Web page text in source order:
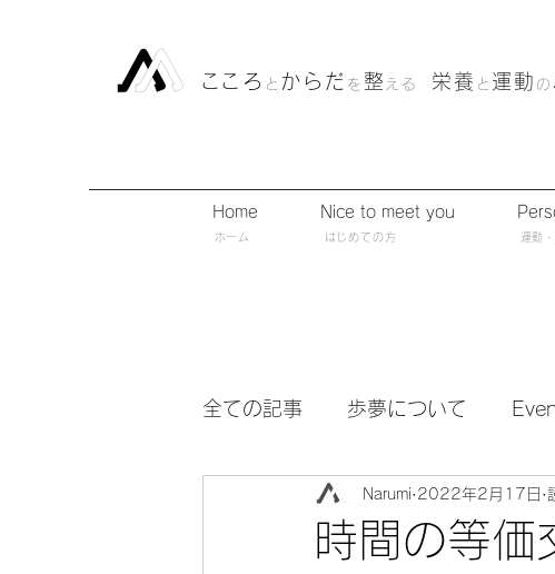
​こころ と からだ を 整 える 栄養 と 運動 の
Home Nice to meet you
​ホーム ​はじめての方 運動
全ての記事 歩夢について
時間の等価
Narumi 2022年2月17日